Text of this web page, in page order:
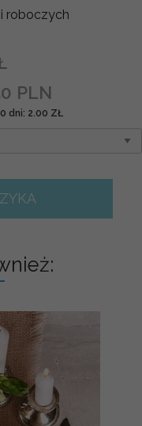
roboczych
PLN
dni: 2.00 ZŁ